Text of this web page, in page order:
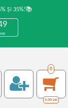
ȘI 35%!📚
sec
0
0,00 Lei